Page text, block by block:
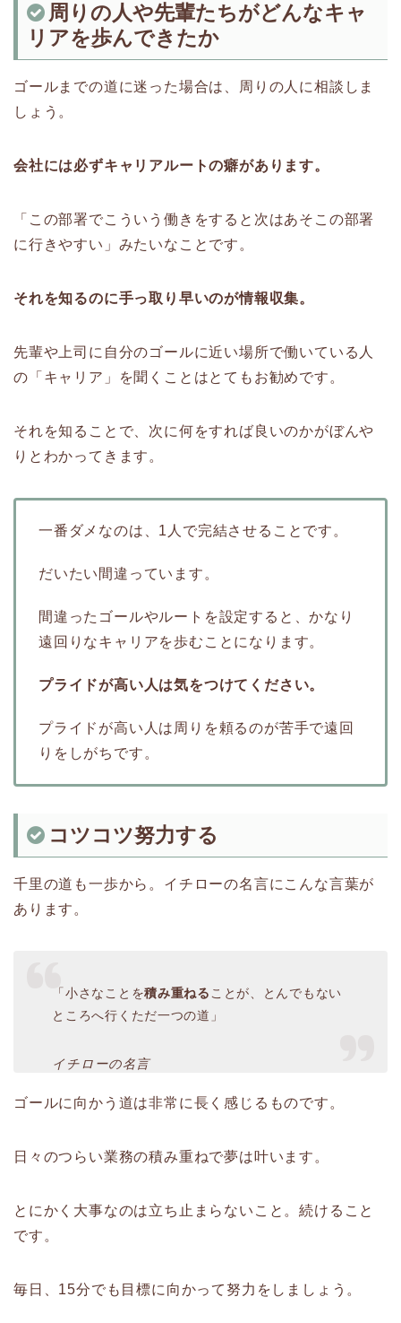
周りの人や先輩たちがどんなキャ
リアを歩んできたか
ゴールまでの道に迷った場合は、周りの人に相談しま
しょう。
会社には必ずキャリアルートの癖があります。
「この部署でこういう働きをすると次はあそこの部署
に行きやすい」みたいなことです。
それを知るのに手っ取り早いのが情報収集。
先輩や上司に自分のゴールに近い場所で働いている人
の「キャリア」を聞くことはとてもお勧めです。
それを知ることで、次に何をすれば良いのかがぼんや
りとわかってきます。
一番ダメなのは、1人で完結させることです。
だいたい間違っています。
間違ったゴールやルートを設定すると、かなり
遠回りなキャリアを歩むことになります。
プライドが高い人は気をつけてください。
プライドが高い人は周りを頼るのが苦手で遠回
りをしがちです。
コツコツ努力する
千里の道も一歩から。イチローの名言にこんな言葉が
あります。
「小さなことを積み重ねる ことが、とんでもない
ところへ行くただ一つの道」
イチローの名言
ゴールに向かう道は非常に長く感じるものです。
日々のつらい業務の積み重ねで夢は叶います。
とにかく大事なのは立ち止まらないこと。続けること
です。
毎日、15分でも目標に向かって努力をしましょう。